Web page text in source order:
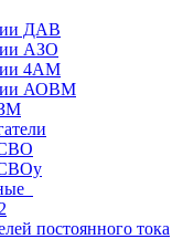
ДАВ
АЗО
4АМ
АОВМ
постоянного тока